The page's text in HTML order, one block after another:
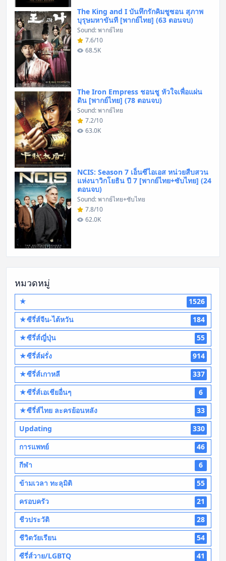
The King and I บันทึกรักคิมชูซอน สุภาพ
บุรุษมหาขันที [พากย์ไทย] (63 ตอนจบ)
Sound: พากย์ไทย
7.6/10
68.5K
The Iron Empress ชอนชู หัวใจเพื่อแผ่น
ดิน [พากย์ไทย] (78 ตอนจบ)
Sound: พากย์ไทย
7.2/10
63.0K
NCIS: Season 7 เอ็นซีไอเอส หน่วยสืบสวน
แห่งนาวิกโยธิน ปี 7 [พากย์ไทย+ซับไทย] (24
ตอนจบ)
Sound: พากย์ไทย+ซับไทย
7.8/10
62.0K
หมวดหมู่
★
1526
★ซีรี่ส์จีน-ไต้หวัน
184
★ซีรี่ส์ญี่ปุ่น
55
★ซีรี่ส์ฝรั่ง
914
★ซีรี่ส์เกาหลี
337
★ซีรี่ส์เอเชียอื่นๆ
6
★ซีรี่ส์ไทย ละครย้อนหลัง
33
Updating
330
การแพทย์
46
กีฬา
6
ข้ามเวลา ทะลุมิติ
55
ครอบครัว
21
ชีวประวัติ
28
ชีวิตวัยเรียน
54
ซีรี่ส์วาย/LGBTQ
41